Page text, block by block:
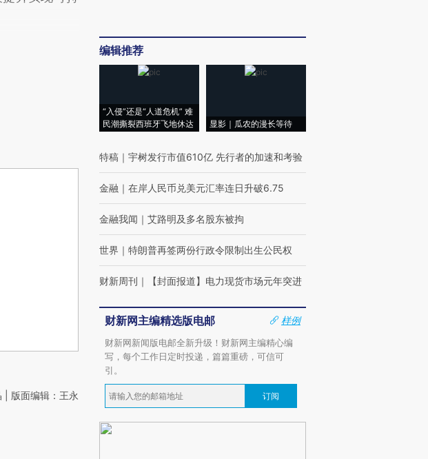
| 版面编辑：王永
编辑推荐
“入侵”还是“人道危机” 难
民潮撕裂西班牙飞地休达
显影｜瓜农的漫长等待
特稿 ｜ 宇树发行市值610亿 先行者的加速和考验
金融 ｜ 在岸人民币兑美元汇率连日升破6.75
金融我闻 ｜ 艾路明及多名股东被拘
世界 ｜ 特朗普再签两份行政令限制出生公民权
财新周刊 ｜ 【封面报道】电力现货市场元年突进
财新网主编精选版电邮
样例
财新网新闻版电邮全新升级！财新网主编精心编
写，每个工作日定时投递，篇篇重磅，可信可
引。
订阅